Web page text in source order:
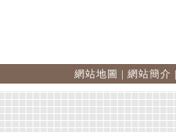
網站地圖 | 網站簡介